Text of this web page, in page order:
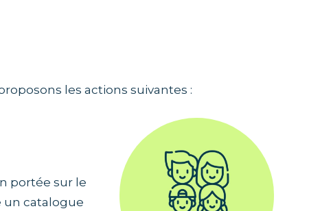
les actions suivantes :
portée sur le
catalogue